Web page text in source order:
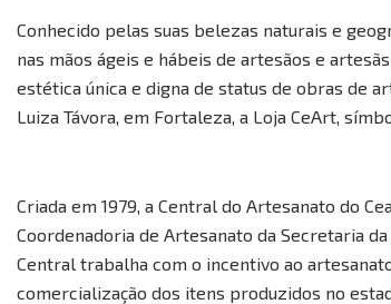
Conhecido pelas suas belezas naturais e
nas mãos ágeis e hábeis de artesãos e
estética única e digna de status de obras de
Luiza Távora, em Fortaleza, a Loja CeArt,
Criada em 1979, a Central do Artesanato do
Coordenadoria de Artesanato da Secretaria
Central trabalha com o incentivo ao
comercialização dos itens produzidos no